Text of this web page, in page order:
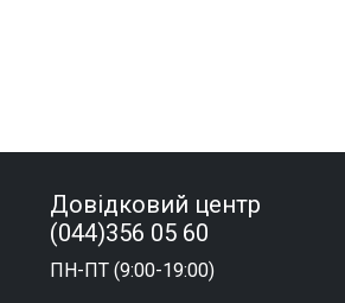
Довідковий центр
(044)356 05 60
ПН-ПТ (9:00-19:00)